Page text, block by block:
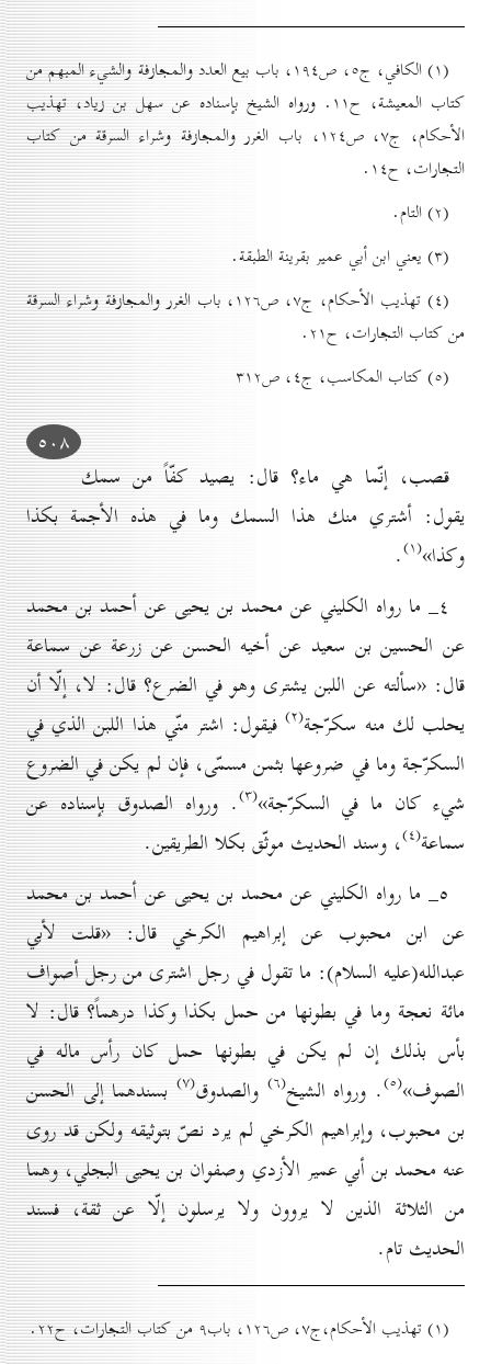
(۱) الكافي، ج٥، ص۱۹٤، باب بيع العدد والمجازفة والشيء المبهم من
کتاب المعيشة، ح۱۱. ورواه الشيخ بإسناده عن سهل بن زياد، تهذیب
الأحکام، ج۷، ص۱۲٤، باب الغرر والمجازفة وشراء السرقة من کتاب
التجارات، ح۱٤.
(۲) التام.
(۳) يعني ابن أبي عمير بقرينة الطبقة.
(٤) تهذيب الأحکام، ج۷، ص۱۲٦، باب الغرر والمجازفة وشراء السرقة
من کتاب التجارات، ح۲۱.
(٥) کتاب المكاسب، ج٤، ص۳۱۲
٥٠۸
قصب، إنّما هي ماء؟ قال: يصيد كفّاً من سمك
يقول: أشتري منك هذا السمك وما في هذه الأجمة بكذا
وكذا»(۱) .
٤_ ما رواه الكليني عن محمد بن يحيى عن أحمد بن محمد
عن الحسين بن سعيد عن أخيه الحسن عن زرعة عن سماعة
قال: «سألته عن اللبن يشتری وهو في الضرع؟ قال: لا، إلّا أن
يحلب لك منه سكرّجة(۲) فيقول: اشتر منّي هذا اللبن الذي في
السكرّجة وما في ضروعها بثمن مسمّى، فإن لم يكن في الضروع
شيء كان ما في السكرّجة»(۳) . ورواه الصدوق بإسناده عن
سماعة(٤) ، وسند الحديث موثّق بكلا الطريقين.
٥_ ما رواه الكليني عن محمد بن يحيى عن أحمد بن محمد
عن ابن محبوب عن إبراهيم الكرخي قال: «قلت لأبي
عبدالله(عليه السلام): ما تقول في رجل اشترى من رجل أصواف
مائة نعجة وما في بطونها من حمل بكذا وكذا درهماً؟ قال: لا
بأس بذلك إن لم يكن في بطونها حمل كان رأس ماله في
الصوف»(٥) . ورواه الشيخ(٦) والصدوق(۷)
بسندهما إلى الحسن
بن محبوب، وإبراهيم الكرخي لم يرد نصّ بتوثيقه ولكن قد روى
عنه محمد بن أبي عمير الأزدي وصفوان بن يحيى البجلي، وهما
من الثلاثة الذين لا يروون ولا يرسلون إلّا عن ثقة، فسند
الحديث تام.
(۱) تهذيب الأحکام،‌ج۷، ص۱۲٦، باب۹ من کتاب التجارات، ح۲۲.